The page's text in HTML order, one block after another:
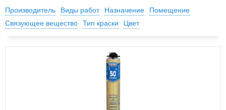
Производитель Виды работ Назначение
Помещение
Связующее вещество
Тип краски Цвет